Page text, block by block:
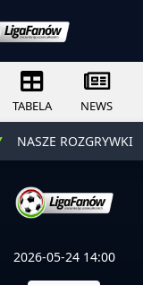
TABELA NEWS
NASZE ROZGRYWKI
2026-05-24 14:00